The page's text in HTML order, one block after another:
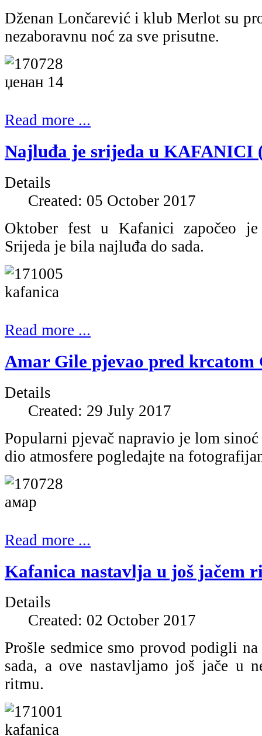
Dženan Lončarević i klub Merlot su
nezaboravnu noć za sve prisutne.
Read more ...
Najluđa je srijeda u KAFANICI
Details
Created: 05 October 2017
Oktober fest u Kafanici započeo je
Srijeda je bila najluđa do sada.
Read more ...
Amar Gile pjevao pred
Details
Created: 29 July 2017
Popularni pjevač napravio je lom
dio atmosfere pogledajte na
Read more ...
Kafanica nastavlja u još jačem
Details
Created: 02 October 2017
Prošle sedmice smo provod podigli
sada, a ove nastavljamo još jače u
ritmu.